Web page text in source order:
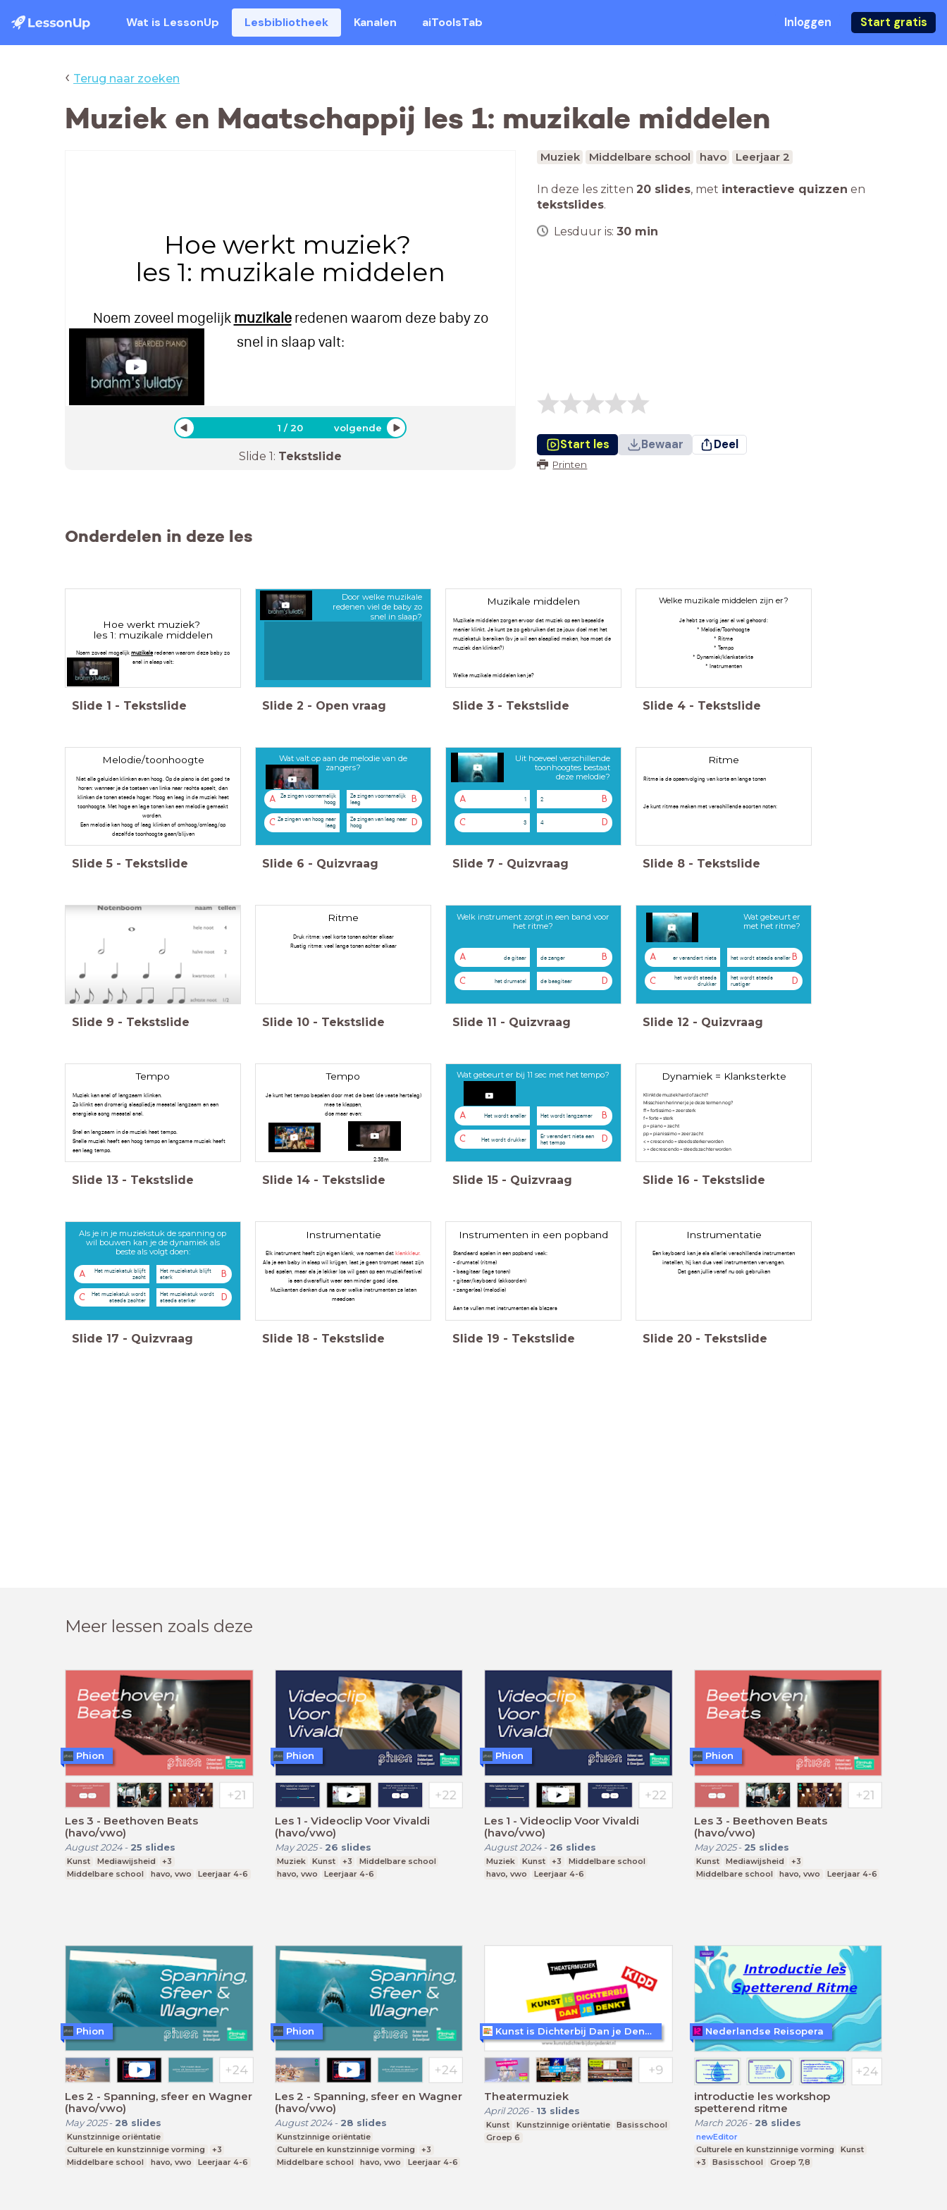
Wat is LessonUp Lesbibliotheek Kanalen aiToolsTab Inloggen Start gratis
‹ Terug naar zoeken
Muziek en Maatschappij les 1: muzikale middelen
Hoe werkt muziek?
les 1: muzikale middelen
Noem zoveel mogelijkmuzikaleredenen waarom deze baby zo
snel in slaap valt:
1 /20 volgende
Slide 1: Tekstslide
Muziek Middelbare school havo Leerjaar 2
In deze les zitten 20 slides, met interactieve quizzen en
tekstslides.
Lesduur is: 30 min
Start les Bewaar Deel
Printen
Onderdelen in deze les
Hoe werkt muziek?
les 1: muzikale middelen
Noem zoveel mogelijk muzikaleredenen waarom deze baby zo
snel in slaap valt:
Slide 1 - Tekstslide
Door welke muzikale
redenen viel de baby zo
snel in slaap?
Slide 2 - Open vraag
Muzikale middelen
Muzikale middelen zorgen ervoor dat muziek op een bepaalde
manier klinkt. Je kunt ze zo gebruiken dat ze jouw doel met het
muziekstuk bereiken (bv je wil een slaaplied maken, hoe moet de
muziek dan klinken?)
Welke muzikale middelen ken je?
Slide 3 - Tekstslide
Welke muzikale middelen zijn er?
Je hebt ze vorig jaar al wel gehoord:
* Melodie/Toonhoogte
* Ritme
* Tempo
* Dynamiek/klanksterkte
* Instrumenten
Slide 4 - Tekstslide
Melodie/toonhoogte
Niet alle geluiden klinken even hoog. Op de piano is dat goed te
horen: wanneer je de toetsen van links naar rechts speelt, dan
klinken de tonen steeds hoger. Hoog en laag in de muziek heet
toonhoogte. Met hoge en lage tonen kan een melodie gemaakt
worden.
Een melodie kan hoog of laag klinken of omhoog/omlaag/op
dezelfde toonhoogte gaan/blijven
Slide 5 - Tekstslide
Wat valt op aan de melodie van de
zangers?
A
Ze zingen voornamelijk
hoog
B
Ze zingen voornamelijk
laag
C Ze zingen van hoog naar
laag
D
Ze zingen van laag naar
hoog
Slide 6 - Quizvraag
Uit hoeveel verschillende
toonhoogtes bestaat
deze melodie?
A 1 B
2
C 3 D
4
Slide 7 - Quizvraag
Ritme
Ritme is de opeenvolging van korte en lange tonen
Je kunt ritmes maken met verschillende soorten noten:
Slide 8 - Tekstslide
Slide 9 - Tekstslide
Ritme
Druk ritme: veel korte tonen achter elkaar
Rustig ritme: veel lange tonen achter elkaar
Slide 10 - Tekstslide
Welk instrument zorgt in een band voor
het ritme?
A de gitaar B
de zanger
C het drumstel D
de basgitaar
Slide 11 - Quizvraag
Wat gebeurt er
met het ritme?
A er verandert niets B
het wordt steeds sneller
C
het wordt steeds
drukker
D
het wordt steeds
rustiger
Slide 12 - Quizvraag
Tempo
Muziek kan snel of langzaam klinken.
Zo klinkt een dromerig slaapliedje meestal langzaam en een
energieke song meestal snel.
Snel en langzaam in de muziek heet tempo.
Snelle muziek heeft een hoog tempo en langzame muziek heeft
een laag tempo.
Slide 13 - Tekstslide
Tempo
Je kunt het tempo bepalen door met de beat (de vaste hartslag)
mee te klappen,
doe maar even:
22
2.38m
Slide 14 - Tekstslide
Wat gebeurt er bij 11 sec met het tempo?
A Het wordt sneller B
Het wordt langzamer
C Het wordt drukker D
Er verandert niets aan
het tempo
Slide 15 - Quizvraag
Dynamiek = Klanksterkte
Klinkt de muziek hard of zacht?
Misschien herinner je je deze termen nog?
ff = fortissimo = zeer sterk
f = forte = sterk
p = piano = zacht
pp = pianissimo = zeer zacht
< = crescendo = steeds sterker worden
> = decrescendo = steeds zachter worden
Slide 16 - Tekstslide
Als je in je muziekstuk de spanning op
wil bouwen kan je de dynamiek als
beste als volgt doen:
A
Het muziekstuk blijft
zacht
B
Het muziekstuk blijft
sterk
C
Het muziekstuk wordt
steeds zachter
D
Het muziekstuk wordt
steeds sterker
Slide 17 - Quizvraag
Instrumentatie
Elk instrument heeft zijn eigen klank, we noemen dat klankkleur.
Als je een baby in slaap wil krijgen, laat je geen trompet naast zijn
bed spelen, maar als je lekker los wil gaan op een muziekfestival
is een dwarsfluit weer een minder goed idee.
Muzikanten denken dus na over welke instrumenten ze laten
meedoen
Slide 18 - Tekstslide
Instrumenten in een popband
Standaard spelen in een popband vaak:
- drumstel (ritme)
- basgitaar (lage tonen)
- gitaar/keyboard (akkoorden)
- zanger(es) (melodie)
Aan te vullen met instrumenten als blazers
Slide 19 - Tekstslide
Instrumentatie
Een keyboard kan je als allerlei verschillende instrumenten
instellen, hij kan dus veel instrumenten vervangen.
Dat gaan jullie vanaf nu ook gebruiken
Slide 20 - Tekstslide
Meer lessen zoals deze
Les 3 - Beethoven Beats
(havo/vwo)
August 2024- 25 slides
Kunst Mediawijsheid
+3
Middelbare school
havo, vwo Leerjaar 4-6
Phion
Les 1 - Videoclip Voor Vivaldi
(havo/vwo)
May 2025- 26 slides
Muziek Kunst +3
Middelbare school
havo, vwo
Leerjaar 4-6
Phion
Les 1 - Videoclip Voor Vivaldi
(havo/vwo)
August 2024- 26 slides
Muziek Kunst +3
Middelbare school
havo, vwo
Leerjaar 4-6
Phion
Les 3 - Beethoven Beats
(havo/vwo)
May 2025- 25 slides
Kunst Mediawijsheid
+3
Middelbare school
havo, vwo Leerjaar 4-6
Phion
Les 2 - Spanning, sfeer en Wagner
(havo/vwo)
May 2025- 28 slides
Kunstzinnige oriëntatie
Culturele en kunstzinnige vorming
+3
Middelbare school
havo, vwo Leerjaar 4-6
Phion
Les 2 - Spanning, sfeer en Wagner
(havo/vwo)
August 2024- 28 slides
Kunstzinnige oriëntatie
Culturele en kunstzinnige vorming
+3
Middelbare school
havo, vwo Leerjaar 4-6
Phion
Theatermuziek
April 2026- 13 slides
Kunst Kunstzinnige oriëntatie
Basisschool
Groep 6
Kunst is Dichterbij Dan je Denkt (KIDD)
introductie les workshop
spetterend ritme
March 2026- 28 slides
newEditor
Culturele en kunstzinnige vorming
Kunst
+3
Basisschool Groep 7,8
Nederlandse Reisopera